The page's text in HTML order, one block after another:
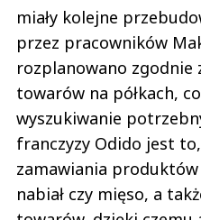
miały kolejne
przez pracowników
rozplanowano zgodnie
towarów na półkach,
wyszukiwanie
franczyzy Odido jest
zamawiania
nabiał czy mięso, a